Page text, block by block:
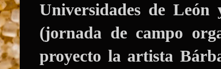
Universidades de León
(jornada de campo
proyecto la artista